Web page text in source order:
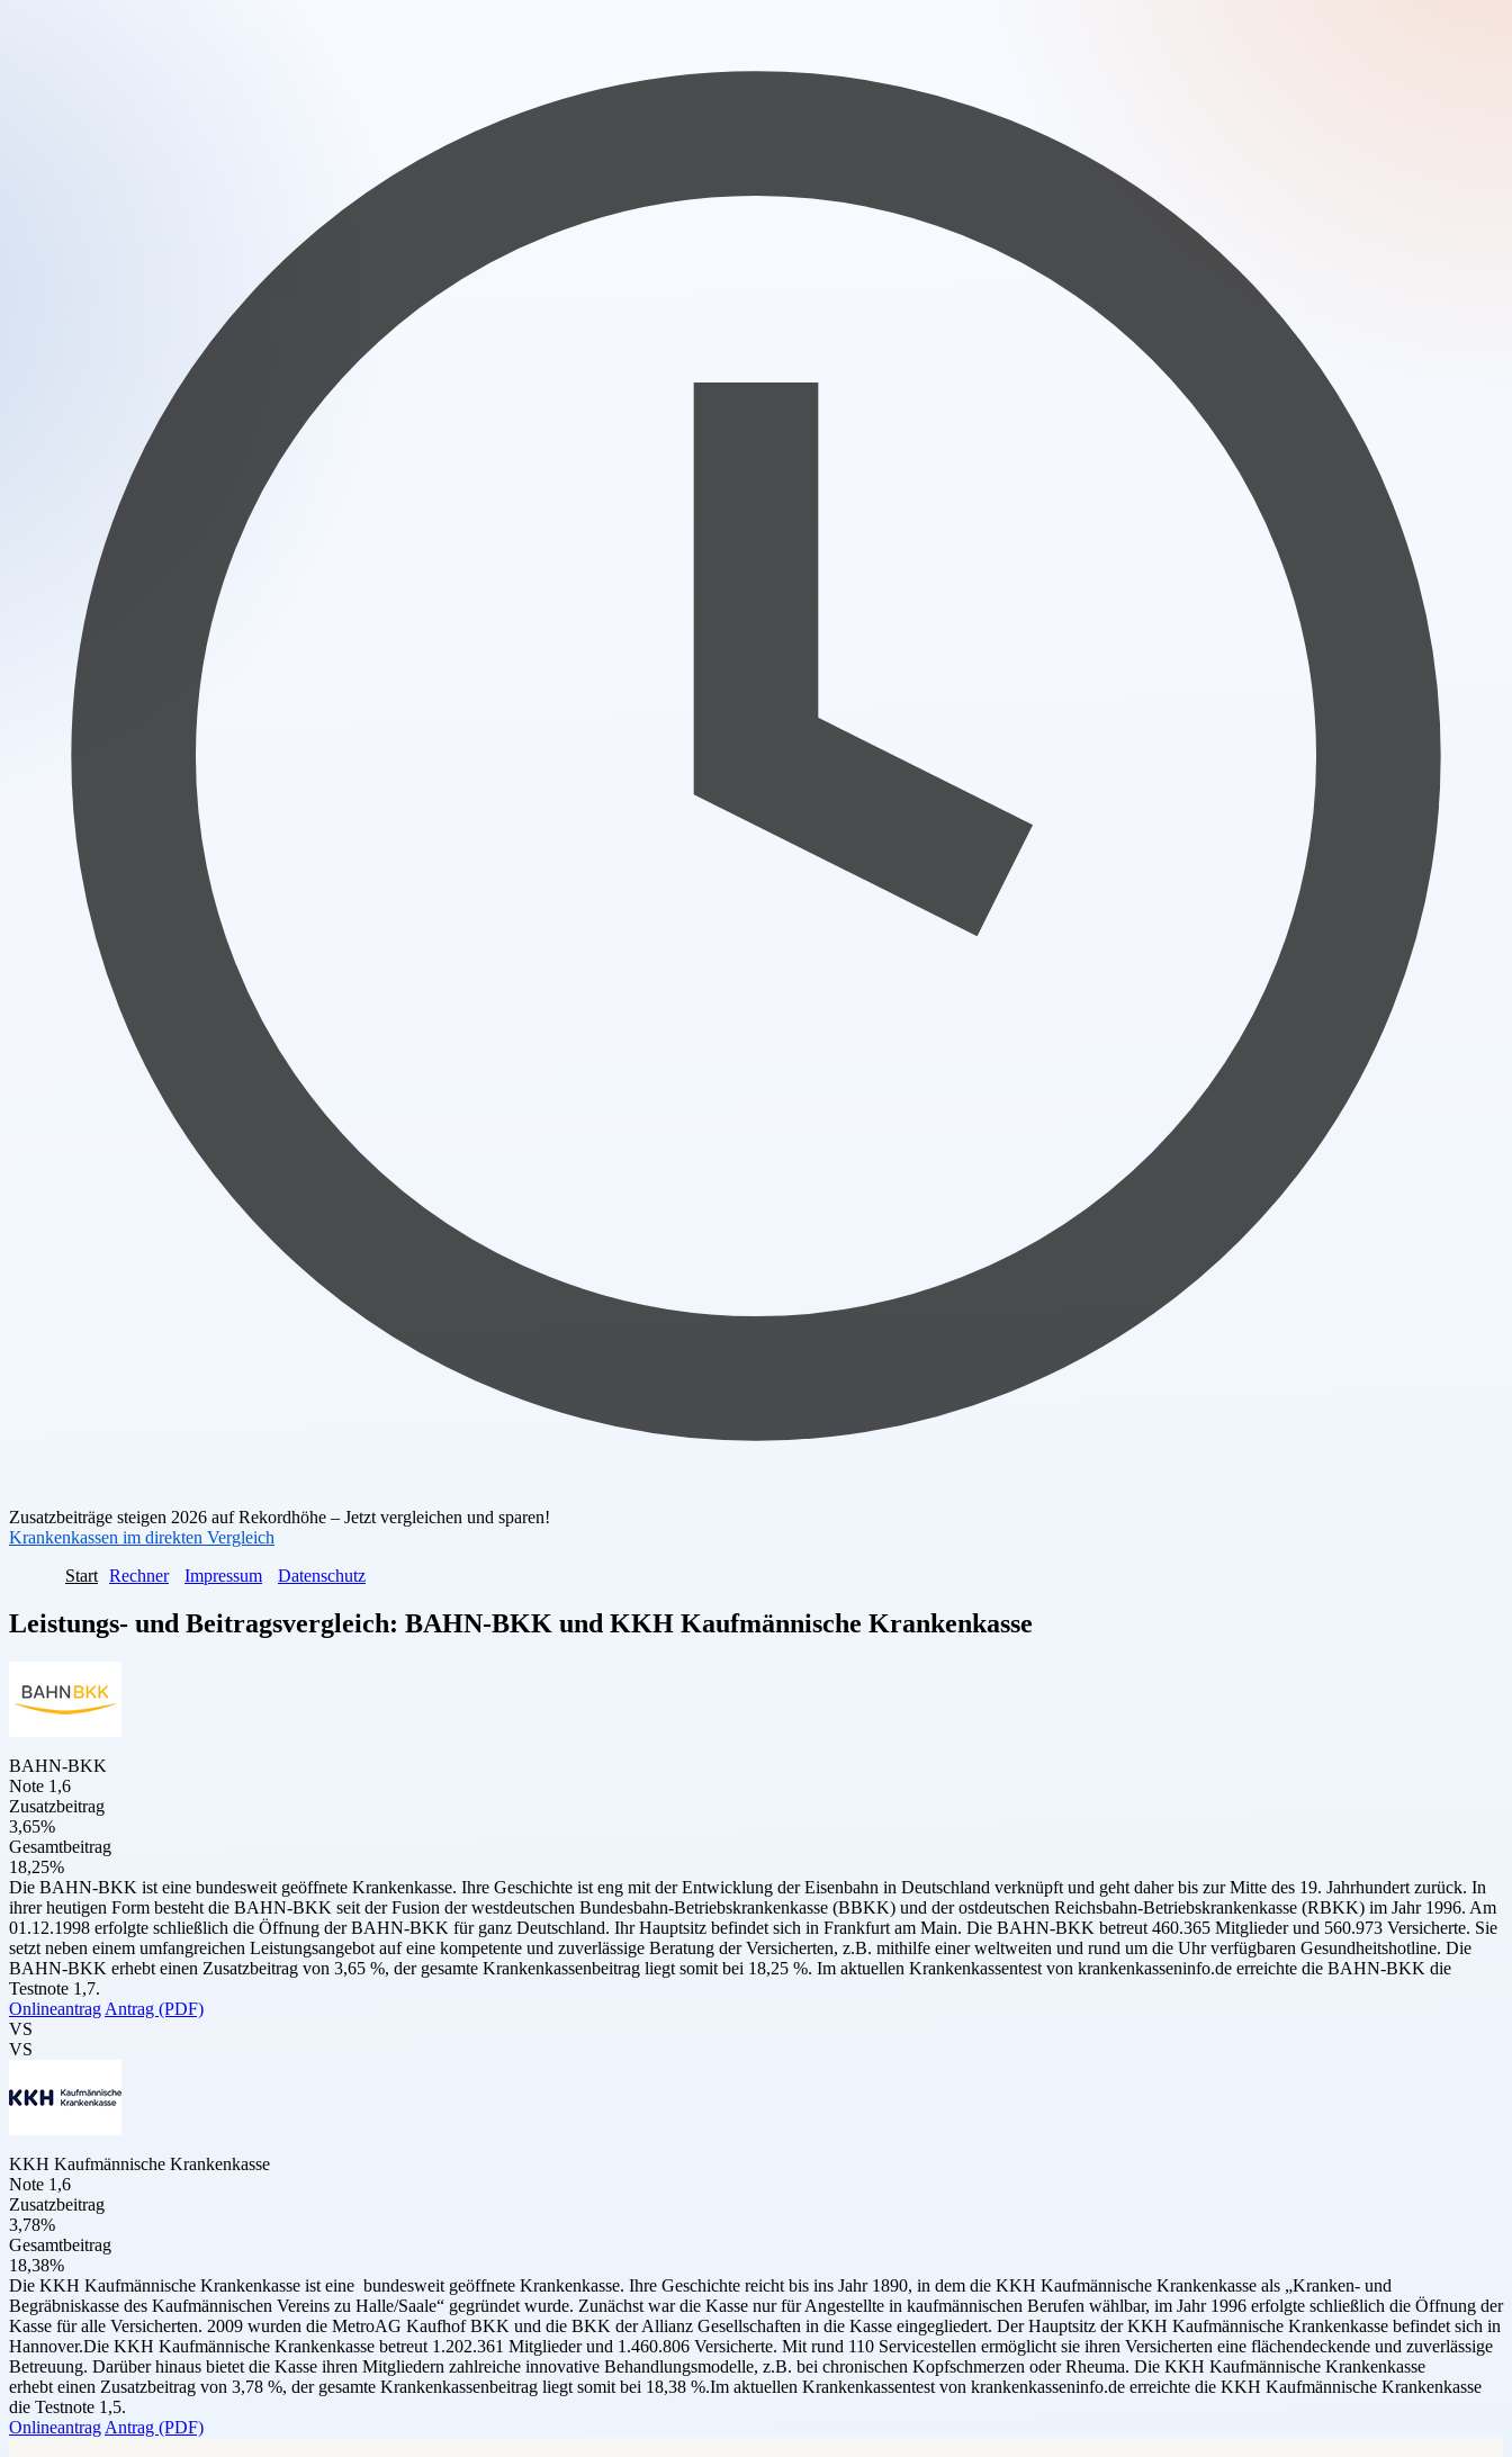
Zusatzbeiträge steigen 2026 auf Rekordhöhe – Jetzt vergleichen und sparen!
Krankenkassen im direkten Vergleich
Start Rechner Impressum Datenschutz
Leistungs- und Beitragsvergleich: BAHN-BKK und KKH Kaufmännische Krankenkasse
BAHN-BKK
Note 1,6
Zusatzbeitrag
3,65%
Gesamtbeitrag
18,25%
Die BAHN-BKK ist eine bundesweit geöffnete Krankenkasse. Ihre Geschichte ist eng mit der Entwicklung der Eisenbahn in Deutschland verknüpft und geht daher bis zur Mitte des 19. Jahrhundert zurück. In
ihrer heutigen Form besteht die BAHN-BKK seit der Fusion der westdeutschen Bundesbahn-Betriebskrankenkasse (BBKK) und der ostdeutschen Reichsbahn-Betriebskrankenkasse (RBKK) im Jahr 1996. Am
01.12.1998 erfolgte schließlich die Öffnung der BAHN-BKK für ganz Deutschland. Ihr Hauptsitz befindet sich in Frankfurt am Main. Die BAHN-BKK betreut 460.365 Mitglieder und 560.973 Versicherte. Sie
setzt neben einem umfangreichen Leistungsangebot auf eine kompetente und zuverlässige Beratung der Versicherten, z.B. mithilfe einer weltweiten und rund um die Uhr verfügbaren Gesundheitshotline. Die
BAHN-BKK erhebt einen Zusatzbeitrag von 3,65 %, der gesamte Krankenkassenbeitrag liegt somit bei 18,25 %. Im aktuellen Krankenkassentest von krankenkasseninfo.de erreichte die BAHN-BKK die
Testnote 1,7.
Onlineantrag Antrag (PDF)
VS
VS
KKH Kaufmännische Krankenkasse
Note 1,6
Zusatzbeitrag
3,78%
Gesamtbeitrag
18,38%
Die KKH Kaufmännische Krankenkasse ist eine bundesweit geöffnete Krankenkasse. Ihre Geschichte reicht bis ins Jahr 1890, in dem die KKH Kaufmännische Krankenkasse als „Kranken- und
Begräbniskasse des Kaufmännischen Vereins zu Halle/Saale“ gegründet wurde. Zunächst war die Kasse nur für Angestellte in kaufmännischen Berufen wählbar, im Jahr 1996 erfolgte schließlich die Öffnung der
Kasse für alle Versicherten. 2009 wurden die MetroAG Kaufhof BKK und die BKK der Allianz Gesellschaften in die Kasse eingegliedert. Der Hauptsitz der KKH Kaufmännische Krankenkasse befindet sich in
Hannover.Die KKH Kaufmännische Krankenkasse betreut 1.202.361 Mitglieder und 1.460.806 Versicherte. Mit rund 110 Servicestellen ermöglicht sie ihren Versicherten eine flächendeckende und zuverlässige
Betreuung. Darüber hinaus bietet die Kasse ihren Mitgliedern zahlreiche innovative Behandlungsmodelle, z.B. bei chronischen Kopfschmerzen oder Rheuma. Die KKH Kaufmännische Krankenkasse
erhebt einen Zusatzbeitrag von 3,78 %, der gesamte Krankenkassenbeitrag liegt somit bei 18,38 %.Im aktuellen Krankenkassentest von krankenkasseninfo.de erreichte die KKH Kaufmännische Krankenkasse
die Testnote 1,5.
Onlineantrag Antrag (PDF)